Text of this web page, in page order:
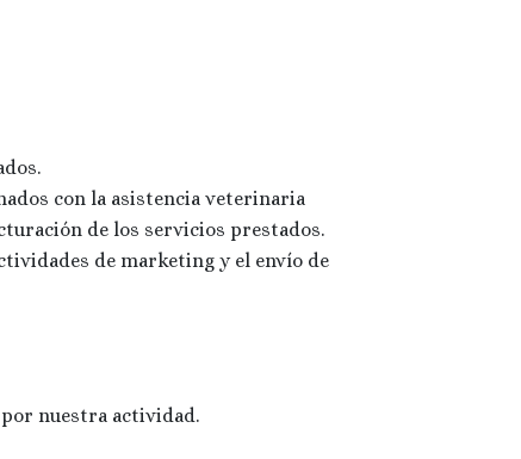
con la asistencia veterinaria
de los servicios prestados.
de marketing y el envío de
nuestra actividad.